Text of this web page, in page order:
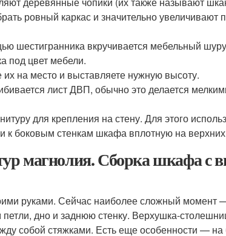
ровный каркас и значительно увеличивают
шестигранника вкручивается мебельный
под цвет мебели.
на место и выставляете нужную высоту.
лист ДВП, обычно это делается
для крепления на стену. Для этого
к боковым стенкам шкафа вплотную на верхних
магнолия. Сборка шкафа
руками. Сейчас наиболее сложный момент
дно и заднюю стенку. Верхушка-
собой стяжками. Есть еще особенности —